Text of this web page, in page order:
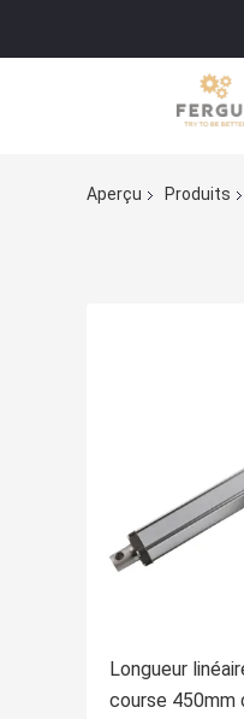
Aperçu Produits
Longueur
course 450mm